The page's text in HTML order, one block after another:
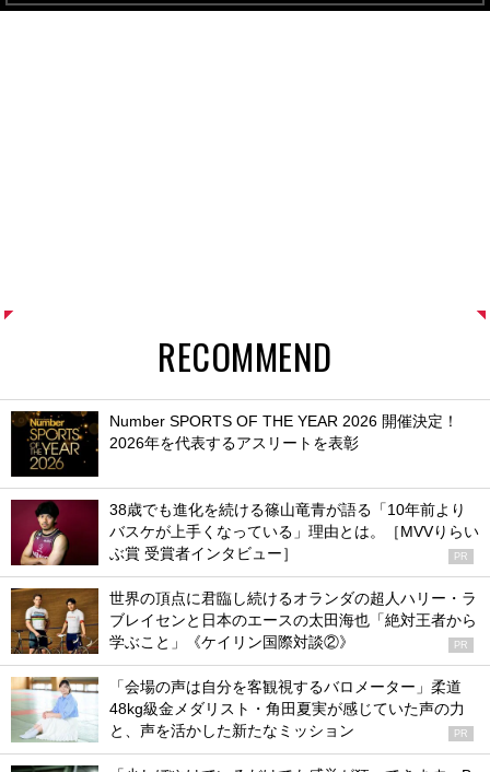
RECOMMEND
Number SPORTS OF THE YEAR 2026 開催決定！
2026年を代表するアスリートを表彰
38歳でも進化を続ける篠山竜青が語る「10年前より
バスケが上手くなっている」理由とは。［MVVりらい
ぶ賞 受賞者インタビュー］
PR
世界の頂点に君臨し続けるオランダの超人ハリー・ラ
ブレイセンと日本のエースの太田海也「絶対王者から
学ぶこと」《ケイリン国際対談②》
PR
「会場の声は自分を客観視するバロメーター」柔道
48kg級金メダリスト・角田夏実が感じていた声の力
と、声を活かした新たなミッション
PR